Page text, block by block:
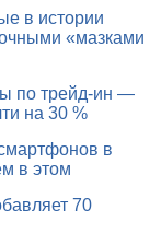
в истории
«мазками
по трейд-ин —
на 30 %
в
в этом
70